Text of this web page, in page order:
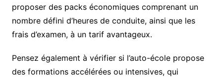
proposer des packs économiques comprenant un
nombre défini d’heures de conduite, ainsi que les
frais d’examen, à un tarif avantageux.
Pensez également à vérifier si l’auto-école propose
des formations accélérées ou intensives, qui